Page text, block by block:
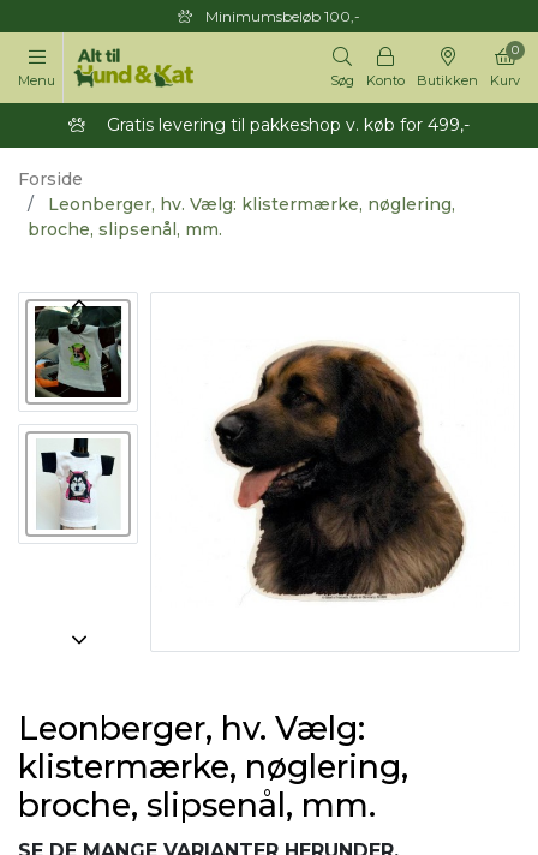
Minimumsbeløb 100,-
Menu Søg Konto Butikken Kurv
0
Gratis levering til pakkeshop v. køb for 499,-
Forside
Leonberger, hv. Vælg: klistermærke, nøglering,
broche, slipsenål, mm.
Leonberger, hv. Vælg:
klistermærke, nøglering,
broche, slipsenål, mm.